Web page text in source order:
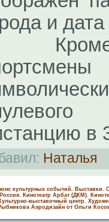
и
в
: Наталья
культурных событий. Выставки.
Кинотеатр Арбат (ДКМ).
выставочный центр.
Аэродизайн от Ольги